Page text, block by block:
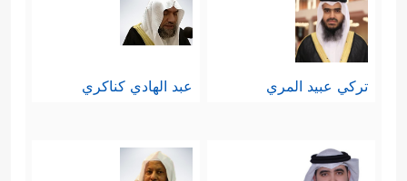
تركي عبيد المري عبد الهادي كناكري